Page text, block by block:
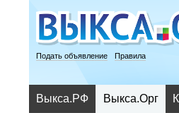
Подать объявление Правила
Выкса.РФ Выкса.Орг